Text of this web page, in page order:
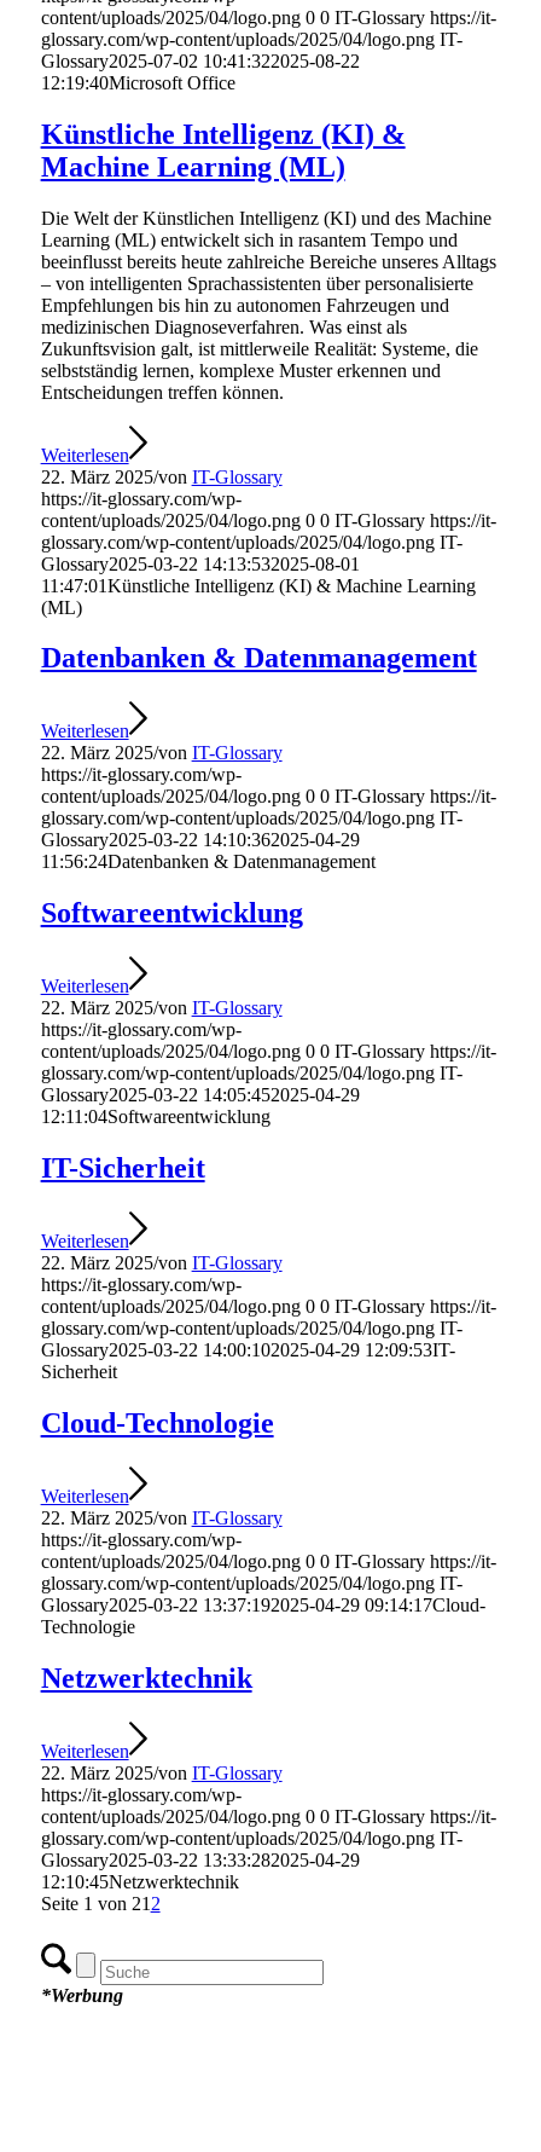
content/uploads/2025/04/logo.png 0 0 IT-Glossary https://it-
glossary.com/wp-content/uploads/2025/04/logo.png IT-
Glossary2025-07-02 10:41:322025-08-22
12:19:40Microsoft Office
Künstliche Intelligenz (KI) &
Machine Learning (ML)
Die Welt der Künstlichen Intelligenz (KI) und des Machine
Learning (ML) entwickelt sich in rasantem Tempo und
beeinflusst bereits heute zahlreiche Bereiche unseres Alltags
– von intelligenten Sprachassistenten über personalisierte
Empfehlungen bis hin zu autonomen Fahrzeugen und
medizinischen Diagnoseverfahren. Was einst als
Zukunftsvision galt, ist mittlerweile Realität: Systeme, die
selbstständig lernen, komplexe Muster erkennen und
Entscheidungen treffen können.
Weiterlesen
22. März 2025/von IT-Glossary
https://it-glossary.com/wp-
content/uploads/2025/04/logo.png 0 0 IT-Glossary https://it-
glossary.com/wp-content/uploads/2025/04/logo.png IT-
Glossary2025-03-22 14:13:532025-08-01
11:47:01Künstliche Intelligenz (KI) & Machine Learning
(ML)
Datenbanken & Datenmanagement
Weiterlesen
22. März 2025/von IT-Glossary
https://it-glossary.com/wp-
content/uploads/2025/04/logo.png 0 0 IT-Glossary https://it-
glossary.com/wp-content/uploads/2025/04/logo.png IT-
Glossary2025-03-22 14:10:362025-04-29
11:56:24Datenbanken & Datenmanagement
Softwareentwicklung
Weiterlesen
22. März 2025/von IT-Glossary
https://it-glossary.com/wp-
content/uploads/2025/04/logo.png 0 0 IT-Glossary https://it-
glossary.com/wp-content/uploads/2025/04/logo.png IT-
Glossary2025-03-22 14:05:452025-04-29
12:11:04Softwareentwicklung
IT-Sicherheit
Weiterlesen
22. März 2025/von IT-Glossary
https://it-glossary.com/wp-
content/uploads/2025/04/logo.png 0 0 IT-Glossary https://it-
glossary.com/wp-content/uploads/2025/04/logo.png IT-
Glossary2025-03-22 14:00:102025-04-29 12:09:53IT-
Sicherheit
Cloud-Technologie
Weiterlesen
22. März 2025/von IT-Glossary
https://it-glossary.com/wp-
content/uploads/2025/04/logo.png 0 0 IT-Glossary https://it-
glossary.com/wp-content/uploads/2025/04/logo.png IT-
Glossary2025-03-22 13:37:192025-04-29 09:14:17Cloud-
Technologie
Netzwerktechnik
Weiterlesen
22. März 2025/von IT-Glossary
https://it-glossary.com/wp-
content/uploads/2025/04/logo.png 0 0 IT-Glossary https://it-
glossary.com/wp-content/uploads/2025/04/logo.png IT-
Glossary2025-03-22 13:33:282025-04-29
12:10:45Netzwerktechnik
Seite 1 von 21 2
*Werbung